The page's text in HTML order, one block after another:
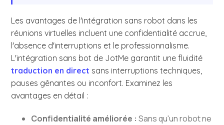
Les avantages de l'intégration sans robot dans les
réunions virtuelles incluent une confidentialité accrue,
l'absence d'interruptions et le professionnalisme.
L'intégration sans bot de JotMe garantit une fluidité
traduction en direct sans interruptions techniques,
pauses gênantes ou inconfort. Examinez les
avantages en détail :
Confidentialité améliorée :Sans qu'un robot ne